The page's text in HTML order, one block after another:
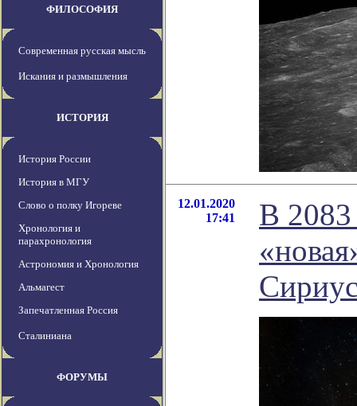
ФИЛОСОФИЯ
Современная русская мысль
Искания и размышления
ИСТОРИЯ
История России
История в МГУ
Слово о полку Игореве
Хронология и
парахронология
Астрономия и Хронология
Альмагест
Запечатленная Россия
Сталиниана
ФОРУМЫ
12.01.2020
17:41
В 2083